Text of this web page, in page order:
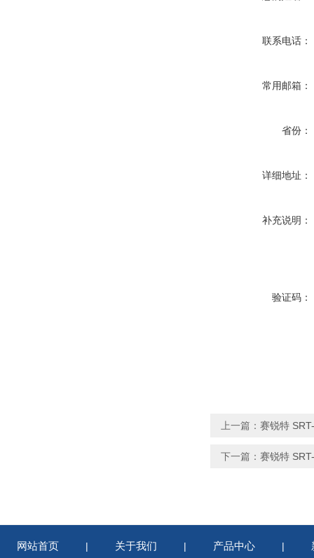
联系电话：
常用邮箱：
省份：
详细地址：
补充说明：
验证码：
上一篇： 赛锐特
下一篇： 赛锐特
网站首页 | 关于我们 | 产品中心 |